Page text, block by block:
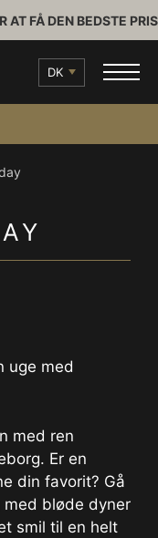
AT FÅ DEN BEDSTE PRIS
DK
uge med
med ren
Er en
din favorit? Gå
med bløde dyner
smil til en helt